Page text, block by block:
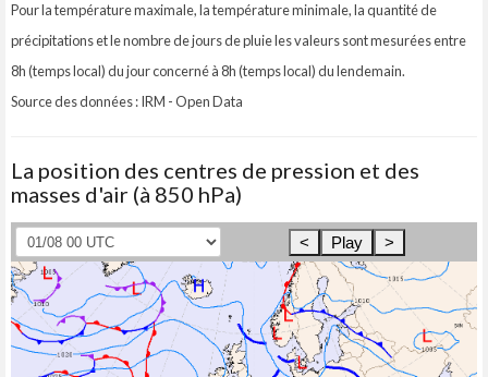
Pour la température maximale, la température minimale, la quantité de
précipitations et le nombre de jours de pluie les valeurs sont mesurées entre
8h (temps local) du jour concerné à 8h (temps local) du lendemain.
Source des données : IRM - Open Data
La position des centres de pression et des
masses d'air (à 850 hPa)
< Play >